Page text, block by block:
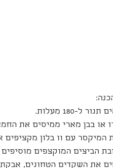
ל-180 מעלות.
או בבן מארי ממיסים את
המיקסר עם וו בלון
הביצים המוקצפים
את השקדים הטחונים,